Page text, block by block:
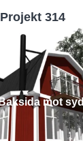
Projekt 314
mot